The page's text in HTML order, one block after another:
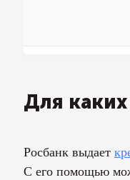
Для
Росбанк выдает
С его помощью